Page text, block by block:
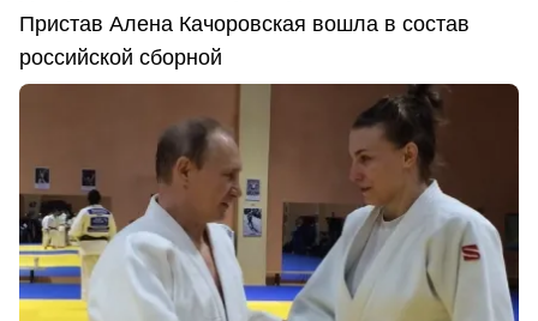
Пристав Алена Качоровская вошла в состав
российской сборной